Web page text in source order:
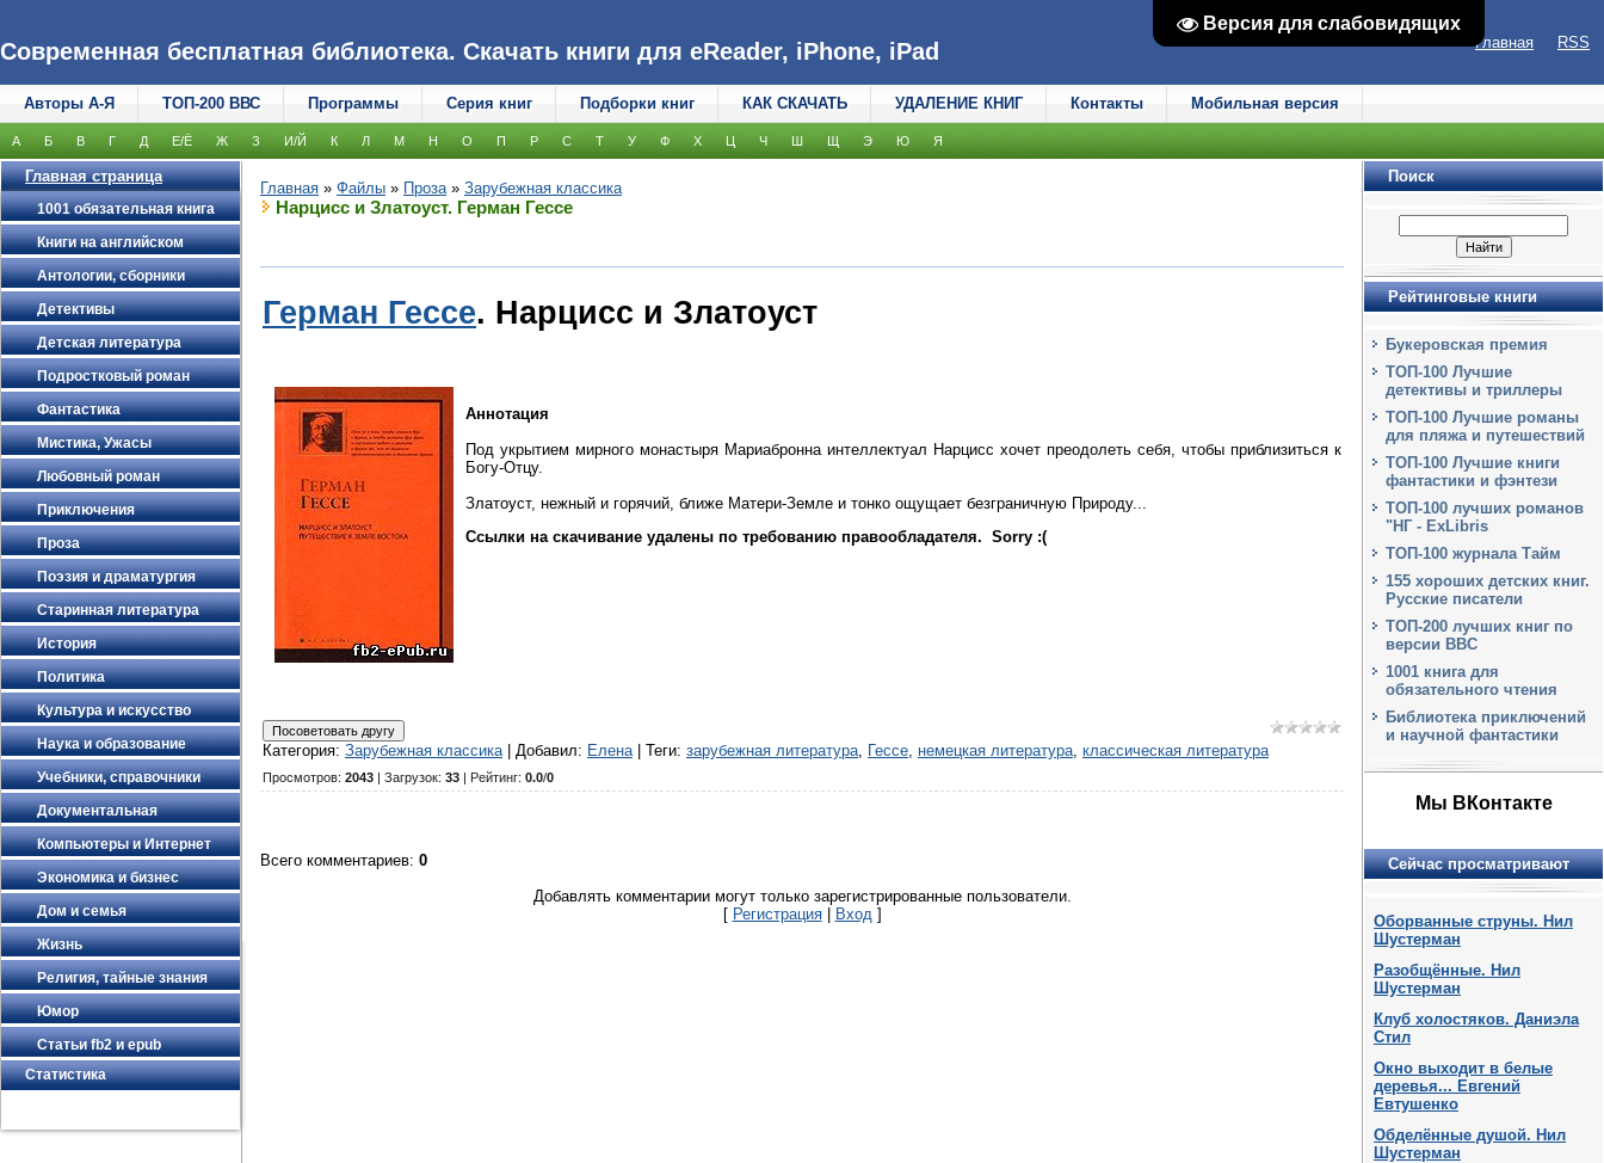
Версия для слабовидящих
Версия для слабовидящих
Современная бесплатная библиотека. Скачать книги для eReader, iPhone, iPad Главная RSS
Авторы А-Я ТОП-200 ВВС Программы Серия книг Подборки книг КАК СКАЧАТЬ УДАЛЕНИЕ КНИГ Контакты Мобильная версия
А Б В Г Д Е/Ё Ж З И/Й К Л М Н О П Р С Т У Ф Х Ц Ч Ш Щ Э Ю Я
Главная страница
1001 обязательная книга
Книги на английском
Антологии, сборники
Детективы
Детская литература
Подростковый роман
Фантастика
Мистика, Ужасы
Любовный роман
Приключения
Проза
Поэзия и драматургия
Старинная литература
История
Политика
Культура и искусство
Наука и образование
Учебники, справочники
Документальная
Компьютеры и Интернет
Экономика и бизнес
Дом и семья
Жизнь
Религия, тайные знания
Юмор
Статьи fb2 и epub
Статистика
Главная » Файлы » Проза» Зарубежная классика
Нарцисс и Златоуст. Герман Гессе
Герман Гессе. Нарцисс и Златоуст
Аннотация
Под укрытием мирного монастыря Мариабронна интеллектуал Нарцисс хочет преодолеть себя, чтобы приблизиться к
Богу-Отцу.
Златоуст, нежный и горячий, ближе Матери-Земле и тонко ощущает безграничную Природу...
Ссылки на скачивание удалены по требованию правообладателя. Sorry :(
Категория: Зарубежная классика| Добавил: Елена| Теги: зарубежная литература, Гессе, немецкая литература, классическая литература
Просмотров: 2043 | Загрузок: 33 | Рейтинг: 0.0/0
Всего комментариев: 0
Добавлять комментарии могут только зарегистрированные пользователи.
[ Регистрация| Вход]
Поиск
Рейтинговые книги
Букеровская премия
ТОП-100 Лучшие
детективы и триллеры
ТОП-100 Лучшие романы
для пляжа и путешествий
ТОП-100 Лучшие книги
фантастики и фэнтези
ТОП-100 лучших романов
"НГ - ExLibris
ТОП-100 журнала Тайм
155 хороших детских книг.
Русские писатели
ТОП-200 лучших книг по
версии BBC
1001 книга для
обязательного чтения
Библиотека приключений
и научной фантастики
Мы ВКонтакте
Сейчас просматривают
Оборванные струны. Нил
Шустерман
Разобщённые. Нил
Шустерман
Клуб холостяков. Даниэла
Стил
Окно выходит в белые
деревья... Евгений
Евтушенко
Обделённые душой. Нил
Шустерман